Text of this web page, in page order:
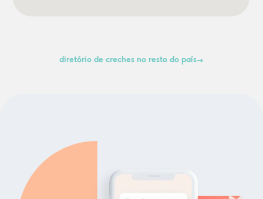
diretório de creches no resto do país